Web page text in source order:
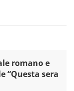
romano e
“Questa sera